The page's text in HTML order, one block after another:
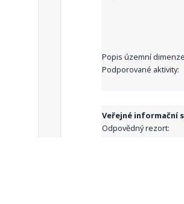
Popis územní
Podporované aktivity:
Veřejné informační
Odpovědný rezort: